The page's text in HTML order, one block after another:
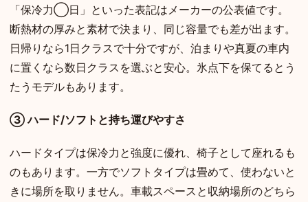
「保冷力◯日」といった表記はメーカーの公表値です。
断熱材の厚みと素材で決まり、同じ容量でも差が出ます。
日帰りなら1日クラスで十分ですが、泊まりや真夏の車内
に置くなら数日クラスを選ぶと安心。氷点下を保てるとう
たうモデルもあります。
③ ハード/ソフトと持ち運びやすさ
ハードタイプは保冷力と強度に優れ、椅子として座れるも
のもあります。一方でソフトタイプは畳めて、使わないと
きに場所を取りません。車載スペースと収納場所のどちら